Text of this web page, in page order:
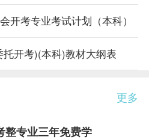
开考专业考试计划（本科）
开考)(本科)教材大纲表
更多
整专业三年免费学